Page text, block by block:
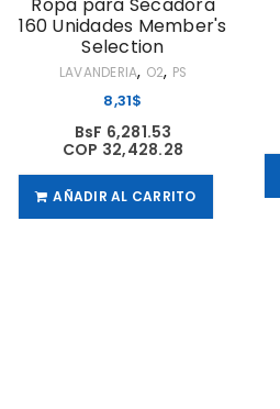
LAVANDERIA, O2, PS
Ropa para Secadora
160 Unidades Member's
Selection
8,31$
BsF 6,281.53
COP 32,428.28
AÑADIR AL CARRITO